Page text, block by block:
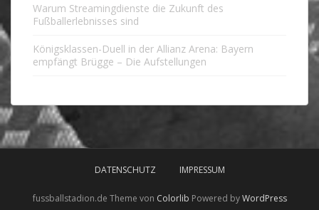
Warum Streamingdienste die Zukunft des
Fußballerlebnisses sind
Königsklassen-Duell in der Allianz Arena: Bayern
empfängt Brügge – Die Aufstellungen
DATENSCHUTZ IMPRESSUM
fussballstadion.de Theme von Colorlib Powered byWordPress